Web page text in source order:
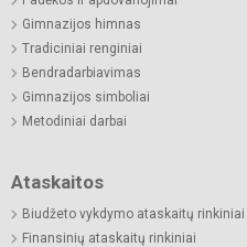
Gimnazijos himnas
Tradiciniai renginiai
Bendradarbiavimas
Gimnazijos simboliai
Metodiniai darbai
Ataskaitos
Biudžeto vykdymo ataskaitų rinkiniai
Finansinių ataskaitų rinkiniai